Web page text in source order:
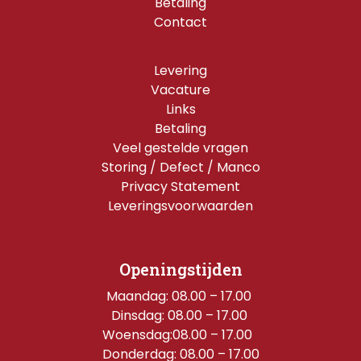
Contact
Levering
Vacature
Links
Betaling
Veel gestelde vragen
Storing / Defect / Manco
Privacy Statement
Leveringsvoorwaarden
Openingstijden
Maandag: 08.00 – 17.00
Dinsdag: 08.00 – 17.00
Woensdag:08.00 – 17.00
Donderdag: 08.00 – 17.00